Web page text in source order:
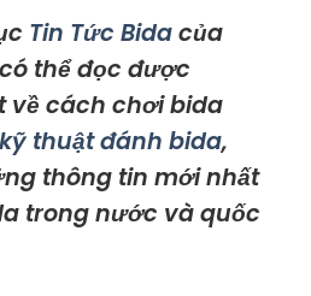
Tin Tức Bidacủa
thể đọc được
về cách chơi bida
kỹ thuật đánh bida,
thông tin mới nhất
trong nước và quốc